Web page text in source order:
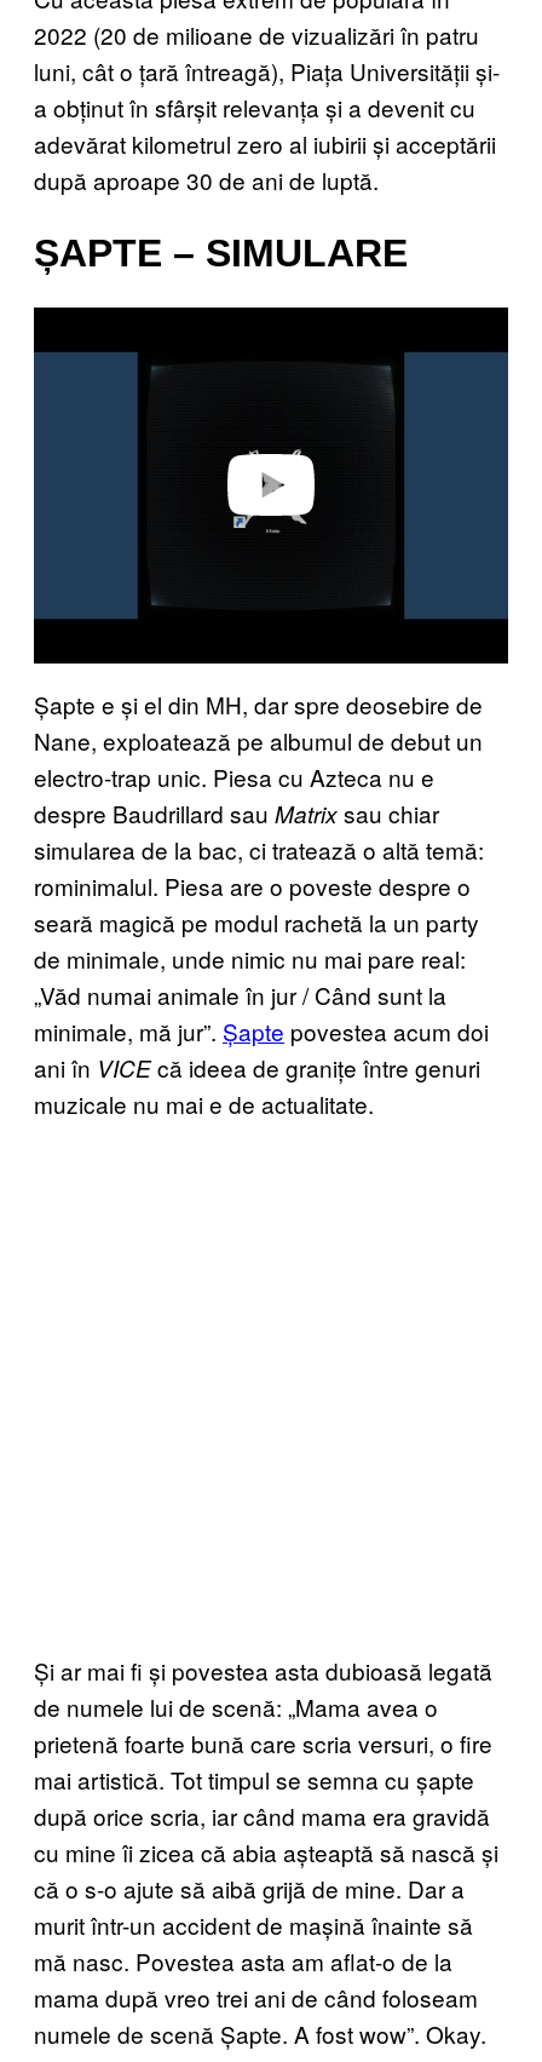
2022 (20 de milioane de vizualizări în patru
luni, cât o țară întreagă), Piața Universității și-
a obținut în sfârșit relevanța și a devenit cu
adevărat kilometrul zero al iubirii și acceptării
după aproape 30 de ani de luptă.
ȘAPTE – SIMULARE
a
Șapte e și el din MH, dar spre deosebire de
Nane, exploatează pe albumul de debut un
electro-trap unic. Piesa cu Azteca nu e
despre Baudrillard sau Matrixsau chiar
simularea de la bac, ci tratează o altă temă:
rominimalul. Piesa are o poveste despre o
seară magică pe modul rachetă la un party
de minimale, unde nimic nu mai pare real:
„Văd numai animale în jur / Când sunt la
minimale, mă jur”. Șapte povestea acum doi
ani în VICEcă ideea de granițe între genuri
muzicale nu mai e de actualitate.
Și ar mai fi și povestea asta dubioasă legată
de numele lui de scenă: „Mama avea o
prietenă foarte bună care scria versuri, o fire
mai artistică. Tot timpul se semna cu șapte
după orice scria, iar când mama era gravidă
cu mine îi zicea că abia așteaptă să nască și
că o s-o ajute să aibă grijă de mine. Dar a
murit într-un accident de mașină înainte să
mă nasc. Povestea asta am aflat-o de la
mama după vreo trei ani de când foloseam
numele de scenă Șapte. A fost wow”. Okay.